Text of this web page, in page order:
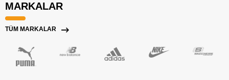
MARKALAR
TÜM MARKALAR